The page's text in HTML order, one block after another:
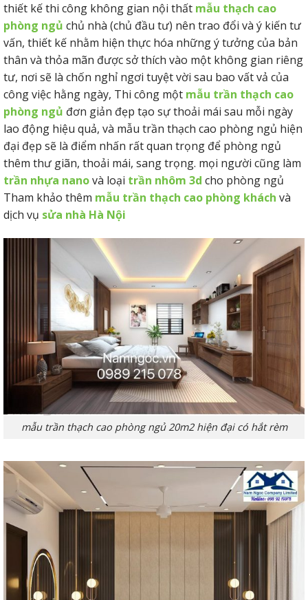
thiết kế thi công không gian nội thất mẫu thạch cao
phòng ngủ chủ nhà (chủ đầu tư) nên trao đổi và ý kiến tư
vấn, thiết kế nhằm hiện thực hóa những ý tưởng của bản
thân và thỏa mãn được sở thích vào một không gian riêng
tư, nơi sẽ là chốn nghỉ ngơi tuyệt vời sau bao vất vả của
công việc hằng ngày, Thi công một mẫu trần thạch cao
phòng ngủ đơn giản đẹp tạo sự thoải mái sau mỗi ngày
lao động hiệu quả, và mẫu trần thạch cao phòng ngủ hiện
đại đẹp sẽ là điểm nhấn rất quan trọng để phòng ngủ
thêm thư giãn, thoải mái, sang trọng. mọi người cũng làm
trần nhựa nanovà loại trần nhôm 3d cho phòng ngủ
Tham khảo thêm mẫu trần thạch cao phòng khách và
dịch vụ sửa nhà Hà Nội
mẫu trần thạch cao phòng ngủ 20m2 hiện đại có hắt rèm